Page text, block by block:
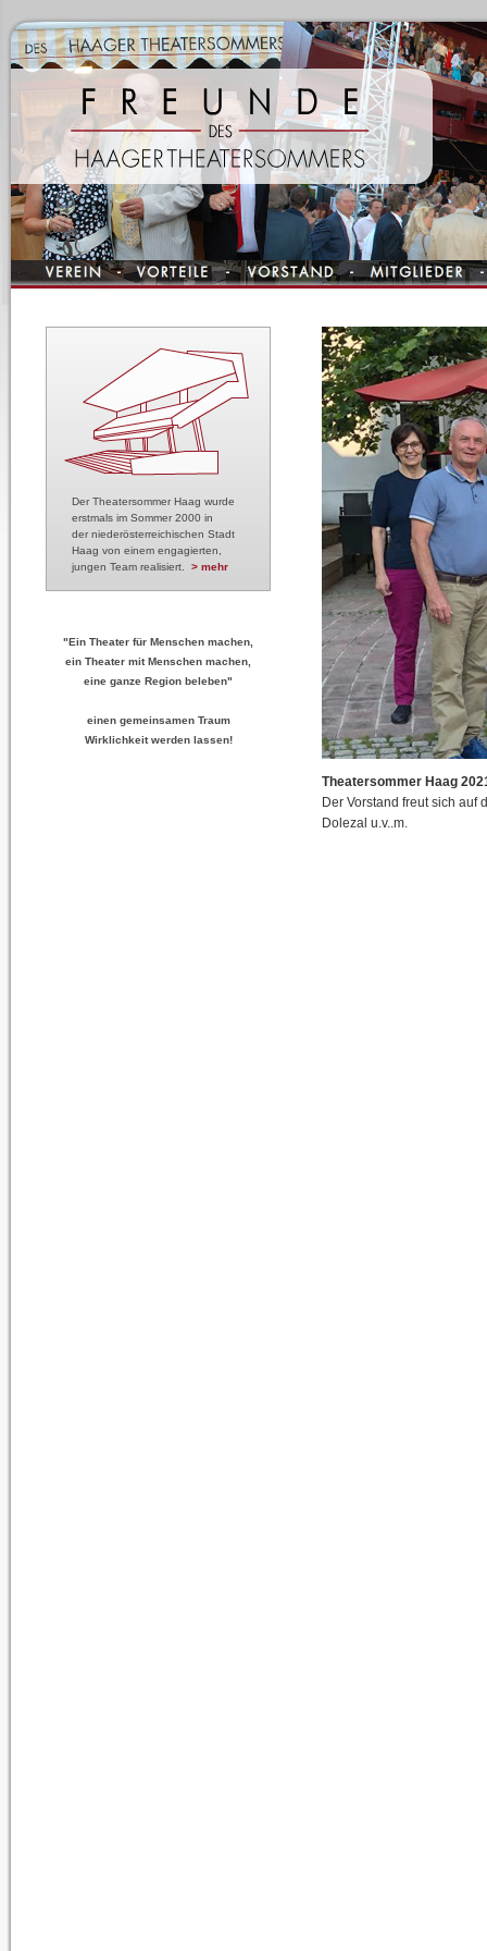
Der Theatersommer Haag wurde
erstmals im Sommer 2000 in
der niederösterreichischen Stadt
Haag von einem engagierten,
jungen Team realisiert. > mehr
"Ein Theater für Menschen machen,
ein Theater mit Menschen machen,
eine ganze Region beleben"
einen gemeinsamen Traum
Wirklichkeit werden lassen!
Theatersommer Haag
Der Vorstand freut sich auf
Dolezal u.v..m.